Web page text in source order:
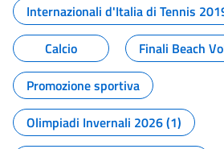
Internazionali d'Italia di Tennis
Calcio
Finali Beach
Promozione sportiva
Olimpiadi Invernali 2026 (1)